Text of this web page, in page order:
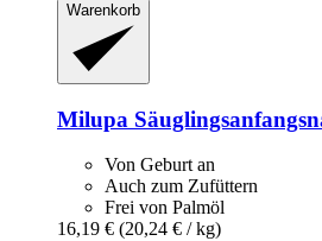
Warenkorb
Milupa
Von Geburt an
Auch zum Zufüttern
Frei von Palmöl
16,19 € (20,24 € / kg)